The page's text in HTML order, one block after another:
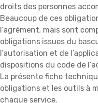
droits des personnes
Beaucoup de ces
l’agrément, mais sont
obligations issues du
l’autorisation et de
dispositions du code de
La présente fiche
obligations et les outils à
chaque service.